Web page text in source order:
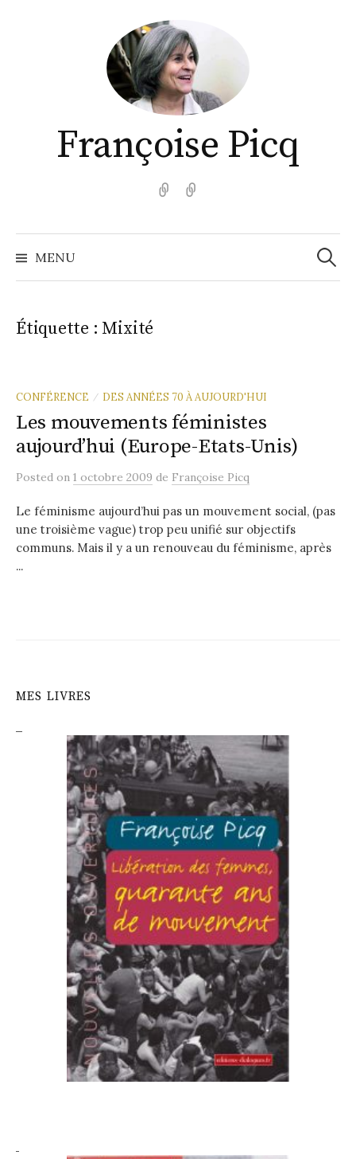
Françoise Picq
English
MENU
Étiquette : Mixité
CONFÉRENCE / DES ANNÉES 70 À AUJOURD'HUI
Les mouvements féministes
aujourd’hui (Europe-Etats-Unis)
Posted on 1 octobre 2009 de Françoise Picq
Le féminisme aujourd’hui pas un mouvement social, (pas
une troisième vague) trop peu unifié sur objectifs
communs. Mais il y a un renouveau du féminisme, après
...
MES LIVRES